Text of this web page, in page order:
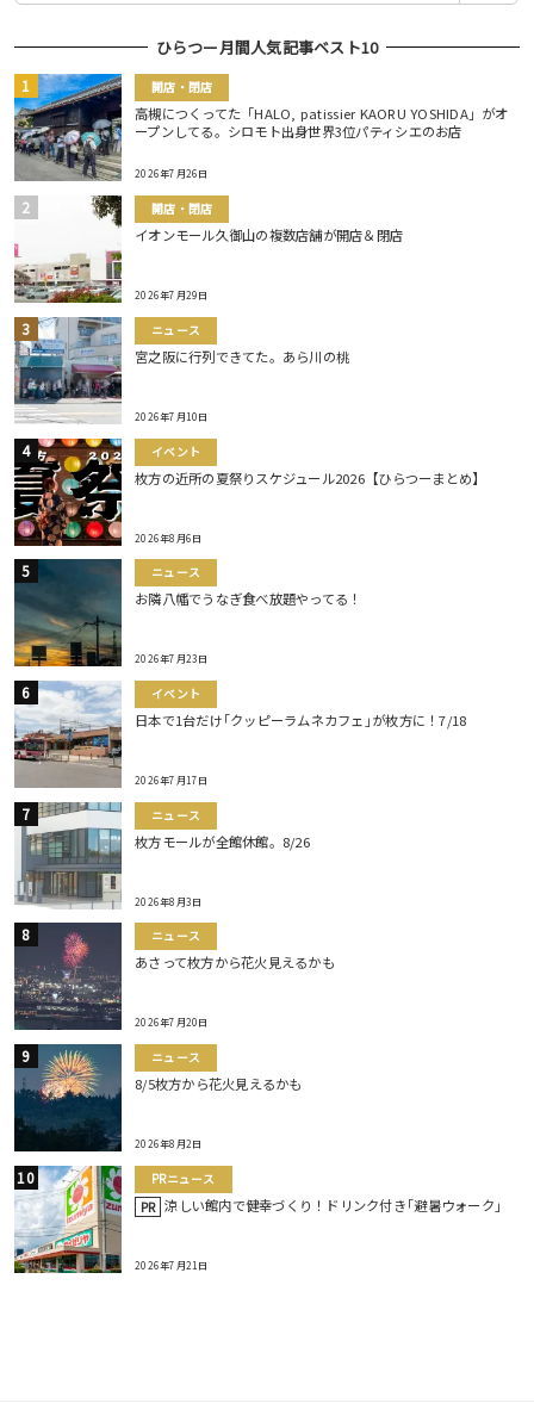
ひらつー月間人気記事ベスト10
開店・閉店
高槻につくってた「HALO, patissier KAORU YOSHIDA」がオ
ープンしてる。シロモト出身世界3位パティシエのお店
2026年7月26日
開店・閉店
イオンモール久御山の複数店舗が開店＆閉店
2026年7月29日
ニュース
宮之阪に行列できてた。あら川の桃
2026年7月10日
イベント
枚方の近所の夏祭りスケジュール2026【ひらつーまとめ】
2026年8月6日
ニュース
お隣八幡でうなぎ食べ放題やってる！
2026年7月23日
イベント
日本で1台だけ｢クッピーラムネカフェ｣が枚方に！7/18
2026年7月17日
ニュース
枚方モールが全館休館。8/26
2026年8月3日
ニュース
あさって枚方から花火見えるかも
2026年7月20日
ニュース
8/5枚方から花火見えるかも
2026年8月2日
PRニュース
PR 涼しい館内で健幸づくり！ドリンク付き｢避暑ウォーク｣
2026年7月21日